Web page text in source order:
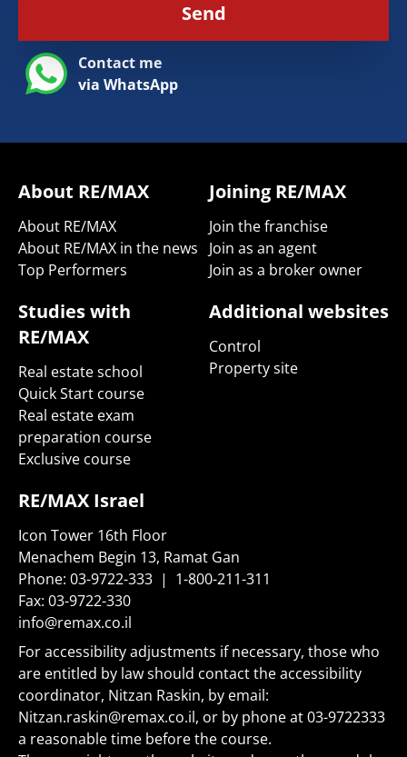
Contact me
via WhatsApp
Send
About RE/MAX
About RE/MAX
About RE/MAX in the news
Top Performers
Joining RE/MAX
Join the franchise
Join as an agent
Join as a broker owner
Studies with
RE/MAX
Real estate school
Quick Start course
Real estate exam
preparation course
Exclusive course
Additional websites
Control
Property site
RE/MAX Israel
Icon Tower 16th Floor
Menachem Begin 13, Ramat Gan
Phone: 03-9722-333 | 1-800-211-311
Fax: 03-9722-330
info@remax.co.il
For accessibility adjustments if necessary, those who
are entitled by law should contact the accessibility
coordinator, Nitzan Raskin, by email:
Nitzan.raskin@remax.co.il, or by phone at03-9722333
a reasonable time before the course.